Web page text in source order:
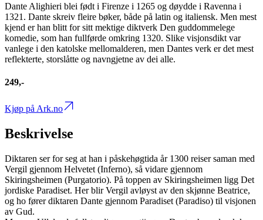
Dante Alighieri blei født i Firenze i 1265 og døydde i Ravenna i
1321. Dante skreiv fleire bøker, både på latin og italiensk. Men mest
kjend er han blitt for sitt mektige diktverk Den guddommelege
komedie, som han fullførde omkring 1320. Slike visjonsdikt var
vanlege i den katolske mellomalderen, men Dantes verk er det mest
reflekterte, storslåtte og navngjetne av dei alle.
249,-
Kjøp på Ark.no
Beskrivelse
Diktaren ser for seg at han i påskehøgtida år 1300 reiser saman med
Vergil gjennom Helvetet (Inferno), så vidare gjennom
Skiringsheimen (Purgatorio). På toppen av Skiringsheimen ligg Det
jordiske Paradiset. Her blir Vergil avløyst av den skjønne Beatrice,
og ho fører diktaren Dante gjennom Paradiset (Paradiso) til visjonen
av Gud.